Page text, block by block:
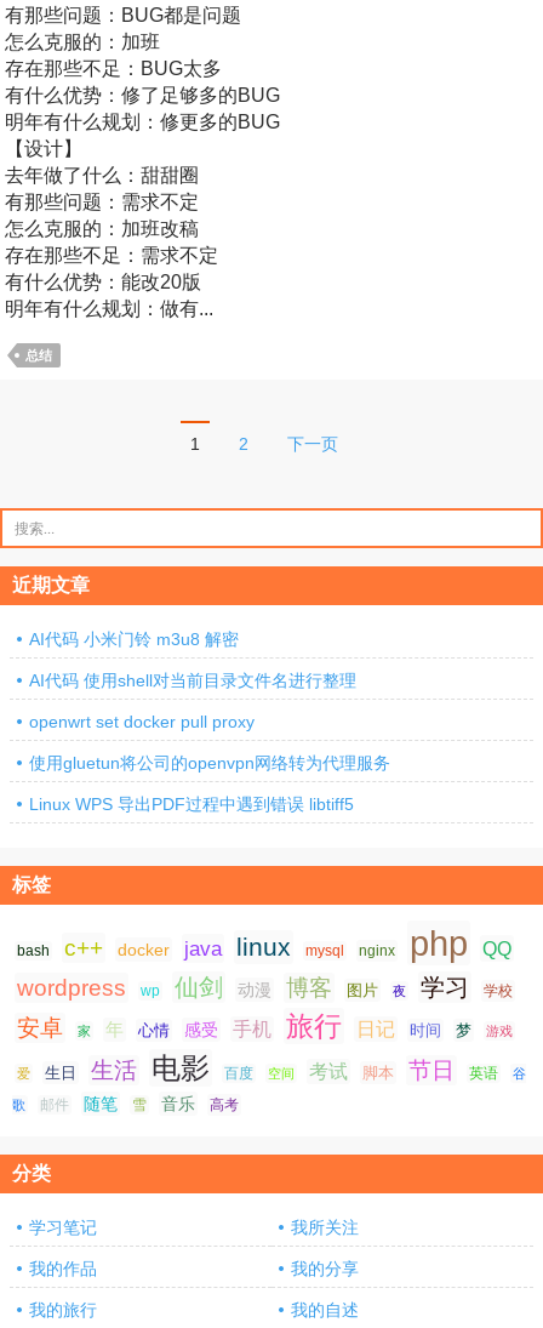
有那些问题：BUG都是问题
怎么克服的：加班
存在那些不足：BUG太多
有什么优势：修了足够多的BUG
明年有什么规划：修更多的BUG
【设计】
去年做了什么：甜甜圈
有那些问题：需求不定
怎么克服的：加班改稿
存在那些不足：需求不定
有什么优势：能改20版
明年有什么规划：做有...
总结
分
页
1 2 下一页
索：
近期文章
AI代码 小米门铃 m3u8 解密
AI代码 使用shell对当前目录文件名进行整理
openwrt set docker pull proxy
使用gluetun将公司的openvpn网络转为代理服务
Linux WPS 导出PDF过程中遇到错误 libtiff5
标签
bash c++ docker java linux mysql nginx php QQ
wordpress wp 仙剑 动漫 博客 图片 夜 学习 学校
安卓 家 年 心情 感受 手机 旅行 日记 时间 梦 游戏
爱 生日 生活 电影 百度 空间 考试 脚本 节日 英语 谷
歌 邮件 随笔 雪 音乐 高考
分类
学习笔记 我所关注
我的作品 我的分享
我的旅行 我的自述